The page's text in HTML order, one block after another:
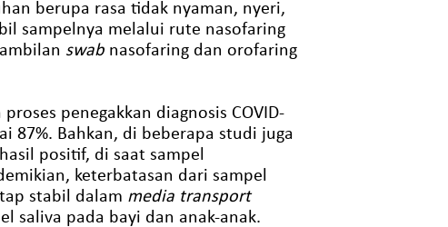
berupa rasa tidak nyaman, nyeri,
sampelnya melalui rute nasofaring
swabnasofaring dan orofaring
penegakkan diagnosis COVID-
87%. Bahkan, di beberapa studi juga
positif, di saat sampel
keterbatasan dari sampel
stabil dalam media transport
saliva pada bayi dan anak-anak.